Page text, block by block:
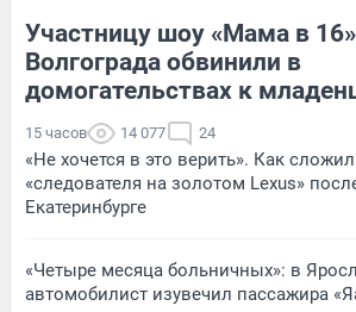
Участницу шоу «Мама в
Волгограда обвинили в
домогательствах к
15 часов 14 077 24
«Не хочется в это верить». Как
«следователя на золотом Lexus»
Екатеринбурге
«Четыре месяца больничных»: в
автомобилист изувечил пассажира